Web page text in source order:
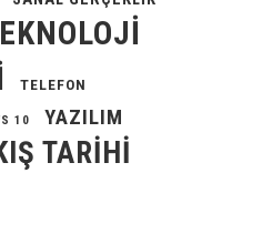
TELEFON
10
YAZILIM
TARIHI